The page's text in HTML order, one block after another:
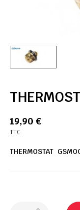
19,90 €
TTC
THERMOSTAT